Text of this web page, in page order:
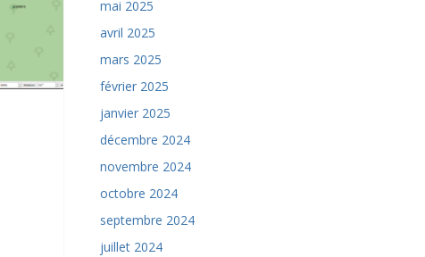
mai 2025
avril 2025
mars 2025
février 2025
janvier 2025
décembre 2024
novembre 2024
octobre 2024
septembre 2024
juillet 2024